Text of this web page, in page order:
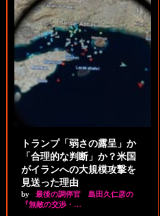
トランプ「弱さの露呈」か
「合理的な判断」か？米国
がイランへの大規模攻撃を
見送った理由
by
最後の調停官 島田久仁彦の
『無敵の交渉・…